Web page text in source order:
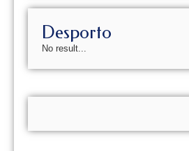
Desporto
No result...